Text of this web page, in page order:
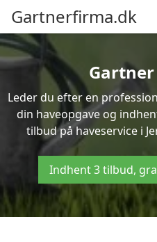
Gartnerfirma.dk
Gartner
Leder du efter en
din haveopgave og
tilbud på haveservice i
Indhent 3 tilbud,